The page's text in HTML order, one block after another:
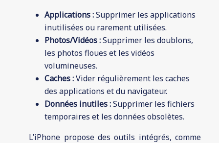
Applications :Supprimer les applications
inutilisées ou rarement utilisées.
Photos/Vidéos :Supprimer les doublons,
les photos floues et les vidéos
volumineuses.
Caches :Vider régulièrement les caches
des applications et du navigateur.
Données inutiles :Supprimer les fichiers
temporaires et les données obsolètes.
L’iPhone propose des outils intégrés, comme